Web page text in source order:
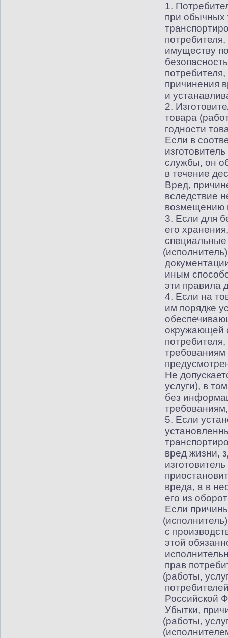
1.
при обычных
имуществу
причинения
и
2.
товара (
годности
Если в
изготовитель
службы, он
в течение
Вред,
вследствие
возмещению
3. Если для
его
(
иным
эти правила
4. Если на
им порядке
окружающей
требованиям
Не
услуги), в
без
5. Если
вред жизни,
изготовитель
вреда, а в
его из
Если
(
с
этой
прав
(работы,
Российской
Убытки,
(работы,
(